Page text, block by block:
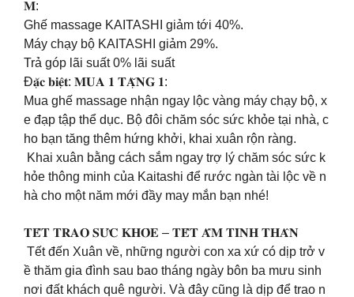
𝐌:
Ghế massage KAITASHI giảm tới 40%.
Máy chạy bộ KAITASHI giảm 29%.
Trả góp lãi suất 0% lãi suất
Đ𝐚̣̆𝐜 𝐛𝐢𝐞̣̂𝐭: 𝐌𝐔𝐀 𝟏 𝐓𝐀̣̆𝐍𝐆 𝟏:
Mua ghế massage nhận ngay lộc vàng máy chạy bộ, x
e đạp tập thể dục. Bộ đôi chăm sóc sức khỏe tại nhà, c
ho bạn tăng thêm hứng khởi, khai xuân rộn ràng.
Khai xuân bằng cách sắm ngay trợ lý chăm sóc sức k
hỏe thông minh của Kaitashi để rước ngàn tài lộc về n
hà cho một năm mới đầy may mắn bạn nhé!
𝐓𝐄̂́𝐓 𝐓𝐑𝐀𝐎 𝐒𝐔̛́𝐂 𝐊𝐇𝐎̉𝐄 – 𝐓𝐄̂́𝐓 𝐀̂́𝐌 𝐓𝐈̀𝐍𝐇 𝐓𝐇𝐀̂𝐍
Tết đến Xuân về, những người con xa xứ có dịp trở v
ề thăm gia đình sau bao tháng ngày bôn ba mưu sinh
nơi đất khách quê người. Và đây cũng là dịp để trao n